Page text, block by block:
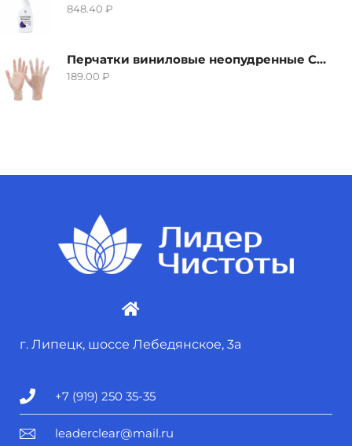
848.40 ₽
Перчатки виниловые неопудренные CTP-BS, размер S
189.00 ₽
г. Липецк, шоссе Лебедянское, 3а
+7 (919) 250 35-35
leaderclear@mail.ru